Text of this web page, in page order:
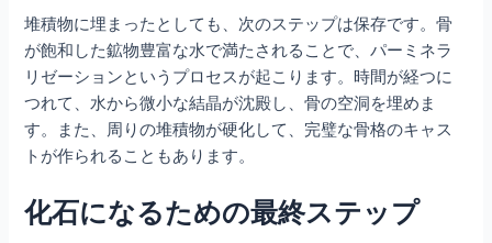
堆積物に埋まったとしても、次のステップは保存です。骨
が飽和した鉱物豊富な水で満たされることで、パーミネラ
リゼーションというプロセスが起こります。時間が経つに
つれて、水から微小な結晶が沈殿し、骨の空洞を埋めま
す。また、周りの堆積物が硬化して、完璧な骨格のキャス
トが作られることもあります。
化石になるための最終ステップ